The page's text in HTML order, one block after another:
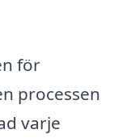
för
processen
varje